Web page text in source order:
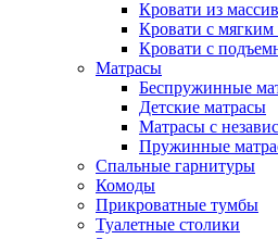
Кровати из
Кровати с мягким
Кровати с
Матрасы
Беспружинные
Детские матрасы
Матрасы с
Пружинные
Спальные гарнитуры
Комоды
Прикроватные тумбы
Туалетные столики